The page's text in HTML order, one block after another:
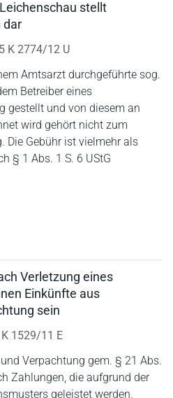
stellt
dar
K 2774/12 U
Amtsarzt durchgeführte sog.
Betreiber eines
gestellt und von diesem an
wird gehört nicht zum
Die Gebühr ist vielmehr als
§ 1 Abs. 1 S. 6 UStG
Verletzung eines
Einkünfte aus
sein
1529/11 E
Verpachtung gem. § 21 Abs.
Zahlungen, die aufgrund der
geleistet werden.